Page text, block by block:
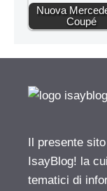
Nuova
Coupé
Il presente
IsayBlog! la
tematici di